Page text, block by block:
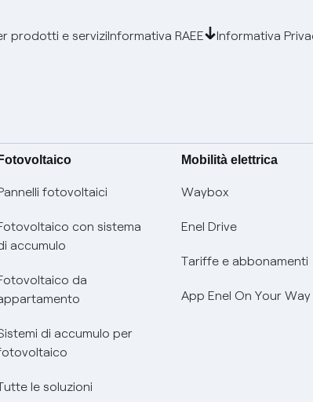
prodotti e serviziInformativa RAEE Informativa
Fotovoltaico
fotovoltaici
con sistema
accumulo
da
di accumulo per
le soluzioni
Mobilità elettrica
Waybox
Enel Drive
Tariffe e abbonamenti
App Enel On Your Way